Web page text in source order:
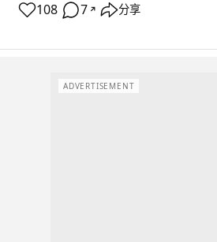
108 7 ↗ 分享
ADVERTISEMENT